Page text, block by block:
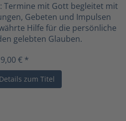
Termine mit Gott begleitet mit
Gebeten und Impulsen
Hilfe für die persönliche
gelebten Glauben.
9,00 € *
Details zum Titel